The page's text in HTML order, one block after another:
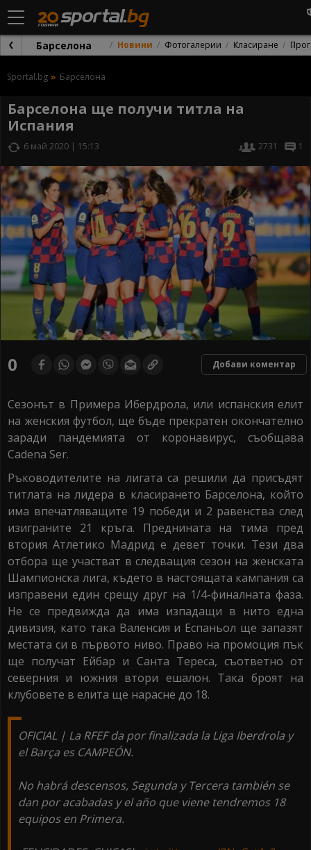
Барселона Новини Фотогалерии Класиране
Sportal.bg Барселона
Барселона ще получи титла на
Испания
6 май 2020 | 15:13 2731 1
0 Добави коментар
Сезонът в Примера Ибердрола, или испанския елит
на женския футбол, ще бъде прекратен окончателно
заради пандемията от коронавирус, съобщава
Cadena Ser.
Ръководителите на лигата са решили да присъдят
титлата на лидера в класирането Барселона, който
има впечатляващите 19 победи и 2 равенства след
изиграните 21 кръга. Преднината на тима пред
втория Атлетико Мадрид е девет точки. Тези два
отбора ще участват в следващия сезон на женската
Шампионска лига, където в настоящата кампания са
изправени един срещу друг на 1/4-финалната фаза.
Не се предвижда да има изпадащи в нито една
дивизия, като така Валенсия и Еспаньол ще запазят
местата си в първото ниво. Право на промоция пък
ще получат Ейбар и Санта Тереса, съответно от
северния и южния втори ешалон. Така броят на
клубовете в елита ще нарасне до 18.
OFICIAL | La RFEF da por finalizada la Liga Iberdrola y
el Barça es CAMPEÓN.
No habrá descensos, Segunda y Tercera también se
dan por acabadas y el año que viene tendremos 18
equipos en Primera.